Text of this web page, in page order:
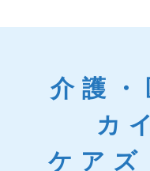
介護・
カ
ケアズ